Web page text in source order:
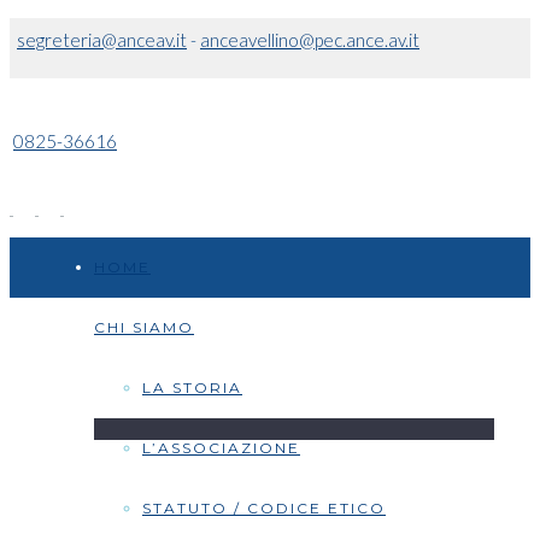
segreteria@anceav.it- anceavellino@pec.ance.av.it
0825-36616
CHI SIAMO
LA STORIA
L’ASSOCIAZIONE
STATUTO / CODICE ETICO